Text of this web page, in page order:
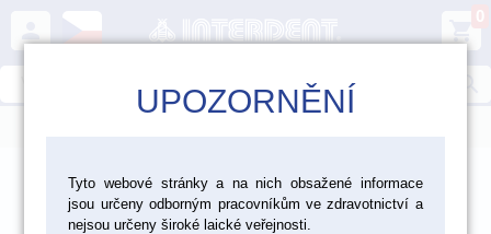
person shopping_cart
0
> Laboratoř > Zhotovení modelu > Dentální sádry
Dentální sádry typ IV
UPOZORNĚNÍ
Tyto webové stránky a na nich obsažené informace
jsou určeny odborným pracovníkům ve zdravotnictví a
nejsou určeny široké laické veřejnosti.